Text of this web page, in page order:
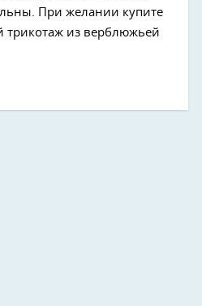
При желании купите
трикотаж из верблюжьей